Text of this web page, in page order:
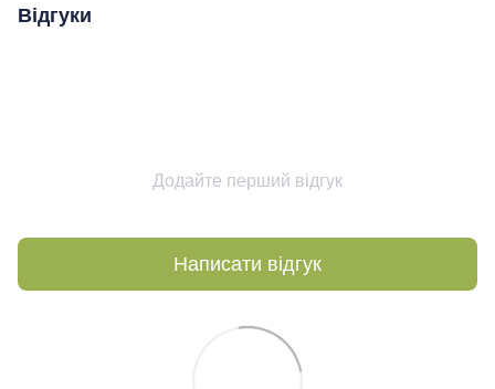
Відгуки
Додайте перший відгук
Написати відгук